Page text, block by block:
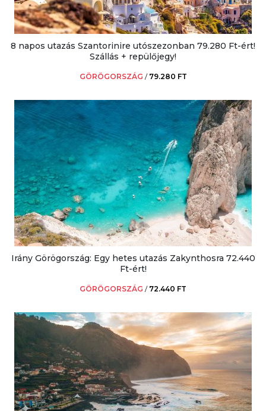
8 napos utazás Szantorinire utószezonban 79.280 Ft-ért!
Szállás + repülőjegy!
GÖRÖGORSZÁG / 79.280 FT
Irány Görögország: Egy hetes utazás Zakynthosra 72.440
Ft-ért!
GÖRÖGORSZÁG / 72.440 FT